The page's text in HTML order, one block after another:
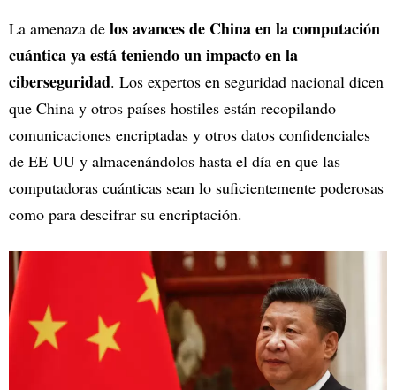
La amenaza de los avances de China en la computación
cuántica ya está teniendo un impacto en la
ciberseguridad. Los expertos en seguridad nacional dicen
que China y otros países hostiles están recopilando
comunicaciones encriptadas y otros datos confidenciales
de EE UU y almacenándolos hasta el día en que las
computadoras cuánticas sean lo suficientemente poderosas
como para descifrar su encriptación.